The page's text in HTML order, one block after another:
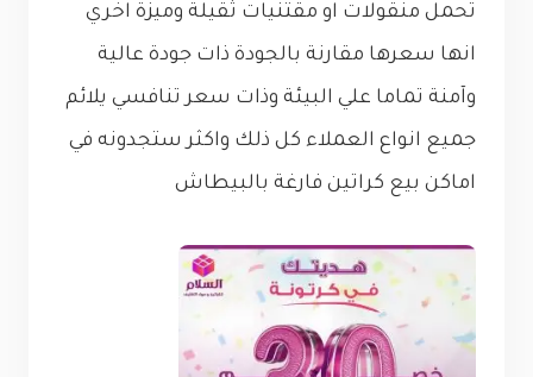
تحمل منقولات او مقتنيات ثقيلة وميزة اخري
انها سعرها مقارنة بالجودة ذات جودة عالية
وآمنة تماما علي البيئة وذات سعر تنافسي يلائم
جميع انواع العملاء كل ذلك واكثر ستجدونه في
اماكن بيع كراتين فارغة بالبيطاش